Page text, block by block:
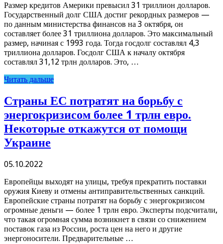
Размер кредитов Америки превысил 31 триллион долларов.
Государственный долг США достиг рекордных размеров —
по данным министерства финансов на 3 октября, он
составляет более 31 триллиона долларов. Это максимальный
размер, начиная с 1993 года. Тогда госдолг составлял 4,3
триллиона долларов. Госдолг США к началу октября
составлял 31,12 трлн долларов. Это, …
Читать дальше
Страны ЕС потратят на борьбу с
энергокризисом более 1 трлн евро.
Некоторые откажутся от помощи
Украине
05.10.2022
Европейцы выходят на улицы, требуя прекратить поставки
оружия Киеву и отмены антиправительственных санкций.
Европейские страны потратят на борьбу с энергокризисом
огромные деньги — более 1 трлн евро. Эксперты подсчитали,
что такая огромная сумма возникнет в связи со снижением
поставок газа из России, роста цен на него и другие
энергоносители. Предварительные …